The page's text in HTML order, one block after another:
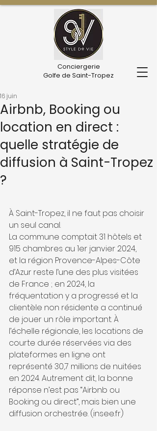
Conciergerie
Golfe de Saint-Tropez
Airbnb, Booking ou
location en direct :
quelle stratégie de
diffusion à Saint-Tropez
?
16 juin
À Saint-Tropez, il ne faut pas choisir
un seul canal.
La commune comptait 31 hôtels et
915 chambres au 1er janvier 2024,
et la région Provence-Alpes-Côte
d’Azur reste l’une des plus visitées
de France ; en 2024, la
fréquentation y a progressé et la
clientèle non résidente a continué
de jouer un rôle important. À
l’échelle régionale, les locations de
courte durée réservées via des
plateformes en ligne ont
représenté 30,7 millions de nuitées
en 2024. Autrement dit, la bonne
réponse n’est pas “Airbnb ou
Booking ou direct”, mais bien une
diffusion orchestrée. (insee.fr)